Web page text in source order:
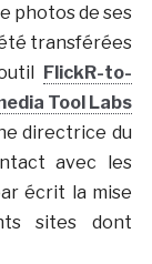
photos de ses
transférées
FlickR-to-
Tool Labs
directrice du
avec les
écrit la mise
sites dont